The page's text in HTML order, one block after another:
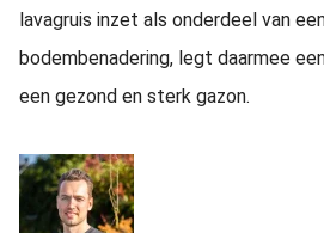
lavagruis inzet als onderdeel van
bodembenadering, legt daarmee
een gezond en sterk gazon.